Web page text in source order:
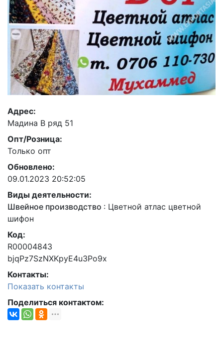
Адрес:
Мадина B ряд 51
Опт/Розница:
Только опт
Обновлено:
09.01.2023 20:52:05
Виды деятельности:
Швейное производство : Цветной атлас цветной
шифон
Код:
R00004843
bjqPz7SzNXKpyE4u3Po9x
Контакты:
Показать контакты
Поделиться контактом: